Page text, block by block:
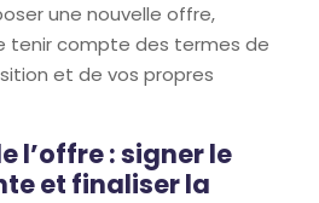
une nouvelle offre,
tenir compte des termes de
et de vos propres
l’offre : signer le
et finaliser la